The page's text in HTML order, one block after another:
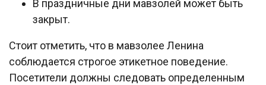
В праздничные дни мавзолей может быть
закрыт.
Стоит отметить, что в мавзолее Ленина
соблюдается строгое этикетное поведение.
Посетители должны следовать определенным